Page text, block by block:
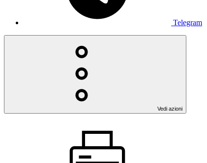
Telegram
Vedi azioni